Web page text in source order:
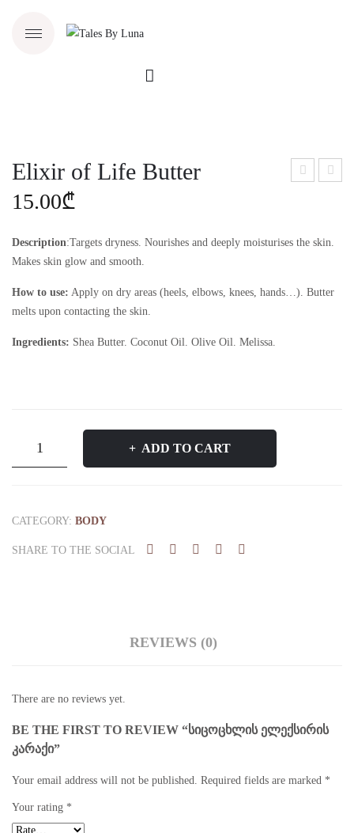
Life
Elixir of Life Butter
15.00₾
Description:Targets dryness. Nourishes and deeply moisturises the skin.
Makes skin glow and smooth.
How to use: Apply on dry areas (heels, elbows, knees, hands…). Butter
melts upon contacting the skin.
Ingredients: Shea Butter. Coconut Oil. Olive Oil. Melissa.
ADD TO CART
CATEGORY: BODY
SHARE TO THE SOCIAL
REVIEWS (0)
There are no reviews yet.
BE THE FIRST TO REVIEW “ᲡᲘᲪᲝᲪᲮᲚᲘᲡ ᲔᲚᲔᲥᲡᲘᲠᲘᲡ
ᲙᲐᲠᲐᲥᲘ”
Your email address will not be published. Required fields are marked *
Your rating *